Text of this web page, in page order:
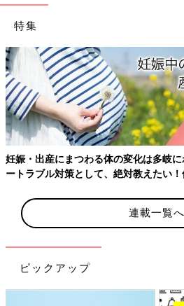
出典：Instagramアカウント「_bambi.coco」
こちらは_bambi.cocoさんが購入した
そがバルーンシルエットになってお
よね！シワにもなりにくい素材のよ
イめコーデはもちろん、ロングスカ
タイルもおすすめなんだとか♪
着まわし力◎。前後2WAYで
プルオーバー
特集
妊娠・出産にまつわる体の変化は多岐
ートラブル対策として、絶対教えたい
連載一覧へ
ピックアップ